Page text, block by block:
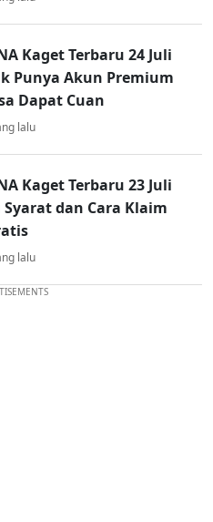
Kaget Terbaru 24 Juli
Punya Akun Premium
Dapat Cuan
lalu
Kaget Terbaru 23 Juli
Syarat dan Cara Klaim
lalu